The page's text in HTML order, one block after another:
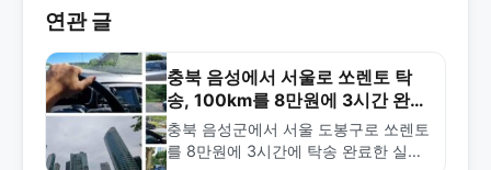
연관 글
충북 음성에서 서울로 쏘렌토 탁
송, 100km를 8만원에 3시간 완
주!
충북 음성군에서 서울 도봉구로 쏘렌토
를 8만원에 3시간에 탁송 완료한 실제